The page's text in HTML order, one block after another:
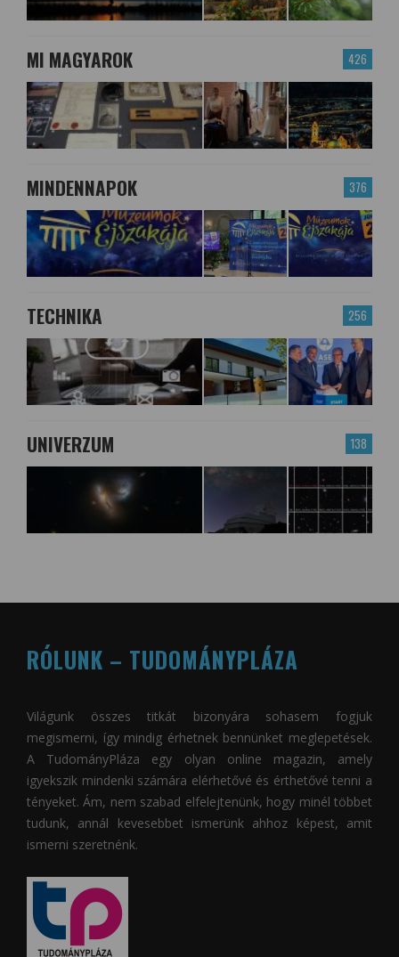
426
MI MAGYAROK
376
MINDENNAPOK
256
TECHNIKA
138
UNIVERZUM
RÓLUNK – TUDOMÁNYPLÁZA
Világunk összes titkát bizonyára sohasem fogjuk
megismerni, így mindig érhetnek bennünket meglepetések.
A TudományPláza egy olyan online magazin, amely
igyekszik mindenki számára elérhetővé és érthetővé tenni a
tényeket. Ám, nem szabad elfelejtenünk, hogy minél többet
tudunk, annál kevesebbet ismerünk ahhoz képest, amit
ismerni szeretnénk.